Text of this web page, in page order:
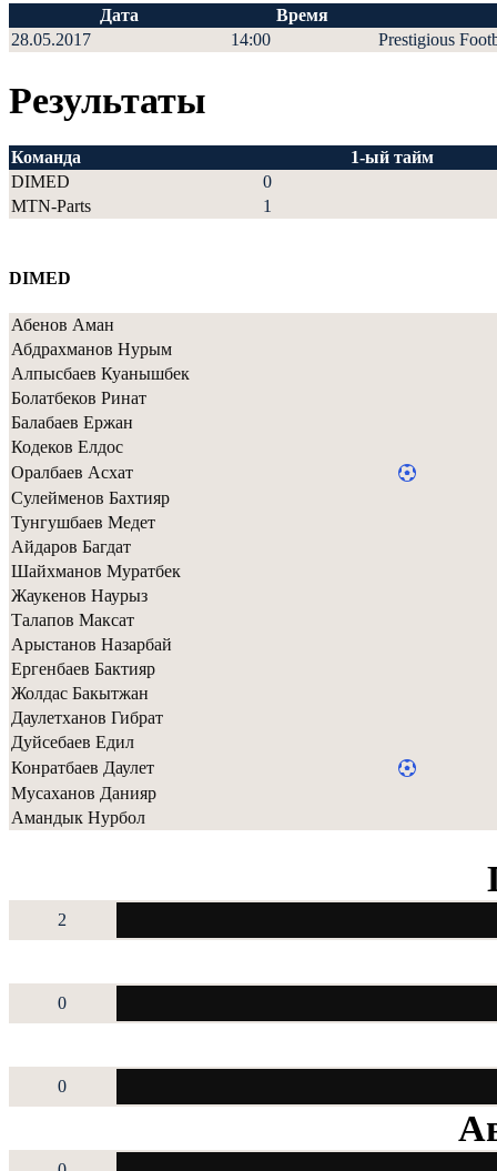
Дата
Время
28.05.2017
14:00 Prestigious
Результаты
Команда
1-ый тайм
DIMED
0
MTN-Parts
1
DIMED
Абенов Аман
Абдрахманов Нурым
Алпысбаев Куанышбек
Болатбеков Ринат
Балабаев Ержан
Кодеков Елдос
Оралбаев Асхат
Сулейменов Бахтияр
Тунгушбаев Медет
Айдаров Багдат
Шайхманов Муратбек
Жаукенов Наурыз
Талапов Максат
Арыстанов Назарбай
Ергенбаев Бактияр
Жолдас Бакытжан
Даулетханов Гибрат
Дуйсебаев Едил
Конратбаев Даулет
Мусаханов Данияр
Амандык Нурбол
2
0
0